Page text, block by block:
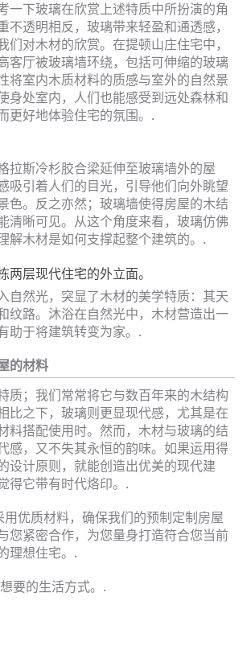
一下玻璃在欣赏上述特质中所扮演的角
不透明相反，玻璃带来轻盈和通透感，
们对木材的欣赏。在提顿山庄住宅中，
客厅被玻璃墙环绕，包括可伸缩的玻璃
将室内木质材料的质感与室外的自然景
身处室内，人们也能感受到远处森林和
更好地体验住宅的氛围。.
拉斯冷杉胶合梁延伸至玻璃墙外的屋
吸引着人们的目光，引导他们向外眺望
色。反之亦然；玻璃墙使得房屋的木结
清晰可见。从这个角度来看，玻璃仿佛
解木材是如何支撑起整个建筑的。.
自然光，突显了木材的美学特质：其天
纹路。沐浴在自然光中，木材营造出一
助于将建筑转变为家。.
的材料
质；我们常常将它与数百年来的木结构
比之下，玻璃则更显现代感，尤其是在
料搭配使用时。然而，木材与玻璃的结
感，又不失其永恒的韵味。如果运用得
设计原则，就能创造出优美的现代建
得它带有时代烙印。.
优质材料，确保我们的预制定制房屋
您紧密合作，为您量身打造符合您当前
理想住宅。.
要的生活方式。.